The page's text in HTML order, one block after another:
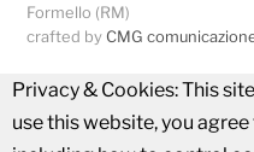
Formello (RM)
crafted by CMG
Privacy & Cookies: This
use this website, you